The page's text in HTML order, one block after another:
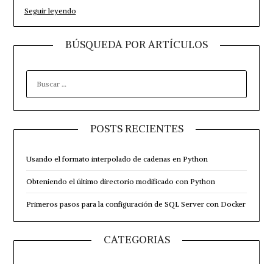
Seguir leyendo
a
Scalar
UDF
inlining
BÚSQUEDA POR ARTÍCULOS
BUSCAR:
POSTS RECIENTES
Usando el formato interpolado de cadenas en Python
Obteniendo el último directorio modificado con Python
Primeros pasos para la configuración de SQL Server con Docker
CATEGORIAS